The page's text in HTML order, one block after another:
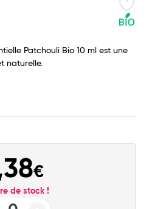
Patchouli Bio 10 ml est une
naturelle.
€
de stock !